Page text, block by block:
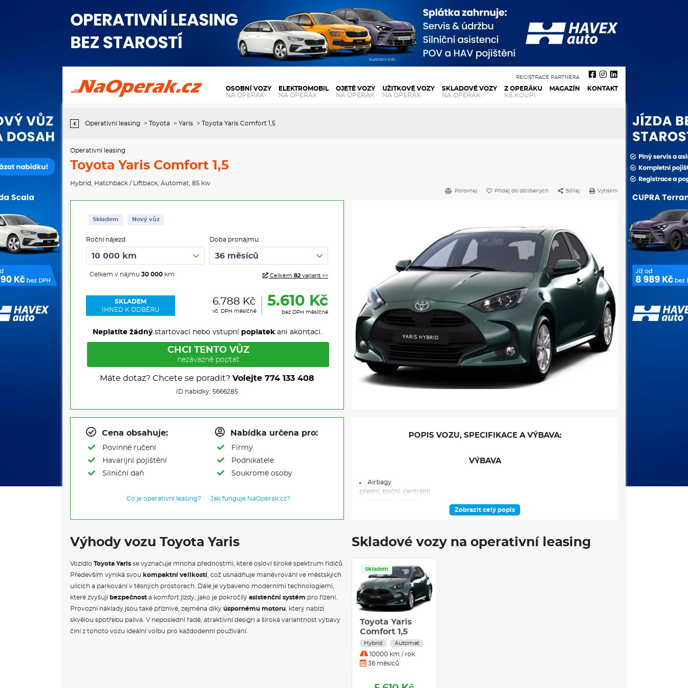
Operativní leasing Toyota Yaris Comfort 1,5
OSOBNÍ VOZY
NA OPERÁK
ELEKTROMOBIL
NA OPERÁK
OJETÉ VOZY
NA OPERÁK
UŽITKOVÉ VOZY
NA OPERÁK
SKLADOVÉ VOZY
NA OPERÁK
Z OPERÁKU
KE KOUPI
MAGAZÍN KONTAKT
REGISTRACE PARTNERA
Operativní leasing > Toyota > Yaris > Toyota Yaris Comfort 1,5
Operativní leasing
Toyota Yaris Comfort 1,5
Hybrid Hatchback / Liftback Automat , 85 kw
Porovnej Přidej do oblíbených Sdílej Vytiskni
Skladem Nový vůz
Roční nájezd:
Celkem v nájmu 30 000 km
Doba pronájmu:
Celkem 82 variant >>
SKLADEM
IHNED K ODBĚRU
6.788 Kč
vč. DPH měsíčně
5.610 Kč
bez DPH měsíčně
Neplatíte žádnýstartovací nebo vstupní poplatekani akontaci.
CHCI TENTO VŮZ
nezávazně poptat
Máte dotaz? Chcete se poradit? Volejte 774 133 408
ID nabídky: 5666285
Cena obsahuje:
Povinné ručení
Havarijní pojištění
Silniční daň
Nabídka určena pro:
Firmy
Podnikatele
Soukromé osoby
Co je operativní leasing? Jak funguje NaOperak.cz?
POPIS VOZU, SPECIFIKACE A VÝBAVA:
VÝBAVA
Airbagy
přední, boční, centrální
Proaktivní bezpečnostní systém
Asistent jízdního pruhu
Asistent rozjezdu do kopce
Dešťový senzor
Infotaiment
Toyota Touch 3 9"
USB připojení
USB-C
Bluetooth
Propojení telefonu a infotaimentu
Automatické přepínání dálkových světlometů
Tempomat
inteligentní s funkcí Stop&Go
Rozpoznání dopravních značek
vyhřívaná, elektricky ovládaná
Zobrazit celý popis
Výhody vozu Toyota Yaris
Vozidlo Toyota Yaris se vyznačuje mnoha přednostmi, které osloví široké spektrum řidičů.
Především vyniká svou kompaktní velikostí , což usnadňuje manévrování ve městských
ulicích a parkování v těsných prostorech. Dále je vybaveno moderními technologiemi,
které zvyšují bezpečnost a komfort jízdy, jako je pokročilý asistenční systém pro řízení.
Provozní náklady jsou také příznivé, zejména díky úspornému motoru , který nabízí
skvělou spotřebu paliva. V neposlední řadě, atraktivní design a široká variantnost výbavy
činí z tohoto vozu ideální volbu pro každodenní používání.
Skladové vozy na operativní leasing
Skladem
Toyota Yaris
Comfort 1,5
Hybrid Automat
10000 km / rok
36 měsíců